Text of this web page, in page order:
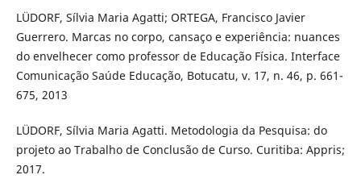
LÜDORF, Sílvia Maria Agatti; ORTEGA, Francisco Javier
Guerrero. Marcas no corpo, cansaço e experiência: nuances
do envelhecer como professor de Educação Física. Interface
Comunicação Saúde Educação, Botucatu, v. 17, n. 46, p. 661-
675, 2013
LÜDORF, Sílvia Maria Agatti. Metodologia da Pesquisa: do
projeto ao Trabalho de Conclusão de Curso. Curitiba: Appris;
2017.